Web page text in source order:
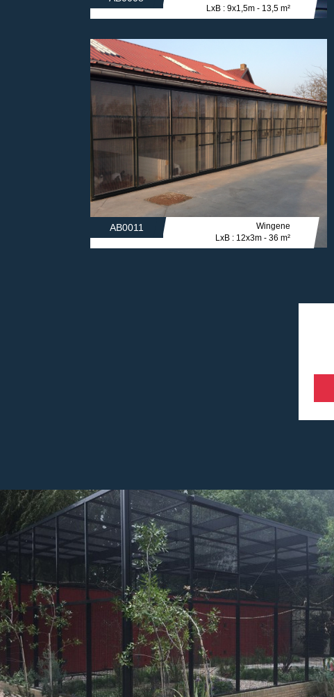
LxB : 9x1,5m - 13,5 m²
AB0011
Wingene
LxB : 12x3m - 36 m²